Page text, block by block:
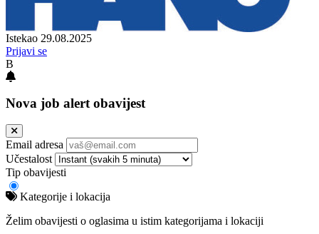
Istekao 29.08.2025
Prijavi se
B
Nova job alert obavijest
Email adresa
Učestalost
Tip obavijesti
Kategorije i lokacija
Želim obavijesti o oglasima u istim kategorijama i lokaciji